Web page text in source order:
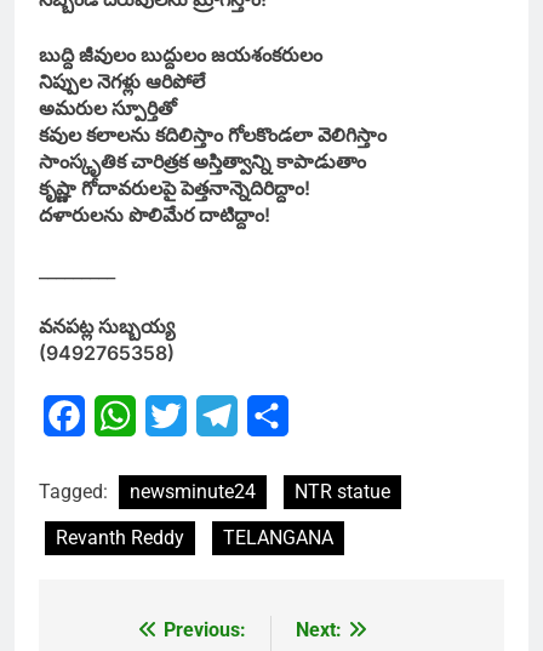
బుద్ది జీవులం బుద్దులం జయశంకరులం
నిప్పుల నెగళ్లు ఆరిపోలే
అమరుల స్పూర్తితో
కవుల కలాలను కదిలిస్తాం గోలకొండలా వెలిగిస్తాం
సాంస్కృతిక చారిత్రక అస్తిత్వాన్ని కాపాడుతాం
కృష్ణా గోదావరులపై పెత్తనాన్నెదిరిద్దాం!
దళారులను పొలిమేర దాటిద్దాం!
వనపట్ల సుబ్బయ్య
(9492765358)
FacebookWhatsApp
Twitter Telegram
Tagged: newsminute24
NTR statue
Revanth Reddy
TELANGANA
Previous:
Next: